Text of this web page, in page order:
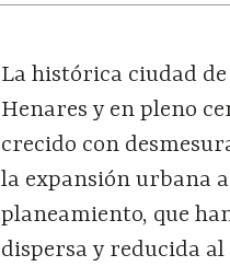
La histórica ciudad
Henares y en pleno
crecido con
la expansión urbana
planeamiento, que
dispersa y reducida